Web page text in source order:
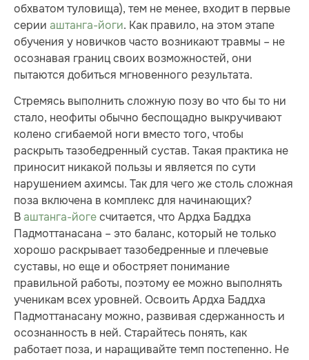
обхватом туловища), тем не менее, входит в первые
серии аштанга-йоги. Как правило, на этом этапе
обучения у новичков часто возникают травмы – не
осознавая границ своих возможностей, они
пытаются добиться мгновенного результата.
Стремясь выполнить сложную позу во что бы то ни
стало, неофиты обычно беспощадно выкручивают
колено сгибаемой ноги вместо того, чтобы
раскрыть тазобедренный сустав. Такая практика не
приносит никакой пользы и является по сути
нарушением ахимсы. Так для чего же столь сложная
поза включена в комплекс для начинающих?
Ваштанга-йогесчитается, что Ардха Баддха
Падмоттанасана – это баланс, который не только
хорошо раскрывает тазобедренные и плечевые
суставы, но еще и обостряет понимание
правильной работы, по­этому ее можно выполнять
ученикам всех уровней. Освоить Ардха Баддха
Падмоттанасану можно, развивая сдержанность и
осознанность в ней. Старайтесь понять, как
работает поза, и наращивайте темп постепенно. Не